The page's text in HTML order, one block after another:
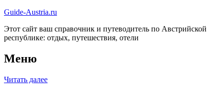
Guide-Austria.ru
Этот сайт ваш справочник и путеводитель по Австрийской
республике: отдых, путешествия, отели
Меню
Читать далее